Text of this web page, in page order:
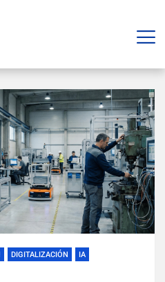
DIGITALIZACIÓN
IA